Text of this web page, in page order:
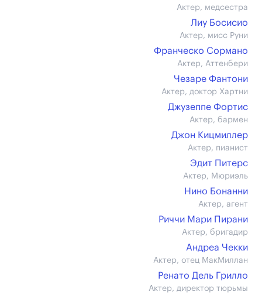
Актер, медсестра
Лиу Босисио
Актер, мисс Руни
Франческо Сормано
Актер, Аттенбери
Чезаре Фантони
Актер, доктор Хартни
Джузеппе Фортис
Актер, бармен
Джон Кицмиллер
Актер, пианист
Эдит Питерс
Актер, Мюриэль
Нино Бонанни
Актер, агент
Риччи Мари Пирани
Актер, бригадир
Андреа Чекки
Актер, отец МакМиллан
Ренато Дель Грилло
Актер, директор тюрьмы